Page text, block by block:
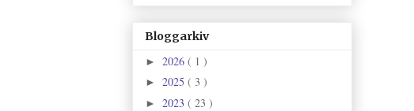
Bloggarkiv
► 2026 ( 1 )
► 2025 ( 3 )
► 2023 ( 23 )